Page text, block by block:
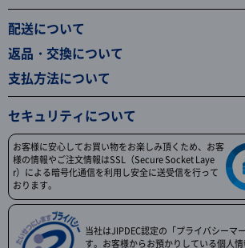
配送について
返品・交換について
支払方法について
セキュリティについて
お客様に安心してお買い物をお楽しみ頂くため、お客
様の情報やご注文情報はSSL（Secure Socket Laye
r）による暗号化通信を利用し安全に送受信を行って
おります。
当社はJIPDEC認定の「プライバシーマ
す。お客様からお預かりしている個人